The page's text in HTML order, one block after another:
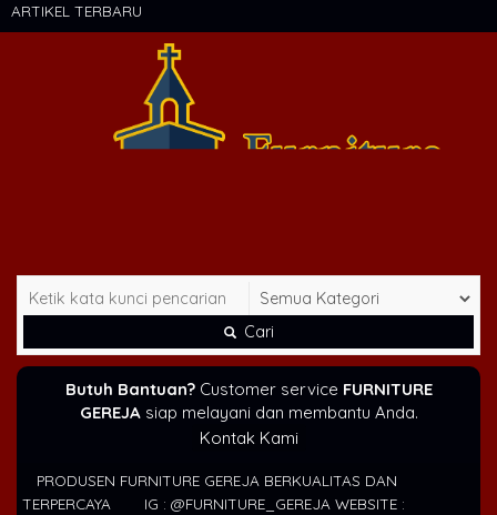
ARTIKEL TERBARU
Cari
Butuh Bantuan?Customer service FURNITURE
GEREJAsiap melayani dan membantu Anda.
Kontak Kami
PRODUSEN FURNITURE GEREJA BERKUALITAS DAN
TERPERCAYA
IG : @FURNITURE_GEREJA WEBSITE :